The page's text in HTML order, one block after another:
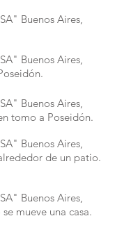
Buenos Aires,
Buenos Aires,
Buenos Aires,
tomo a Poseidón.
Buenos Aires,
de un patio.
Buenos Aires,
mueve una casa.